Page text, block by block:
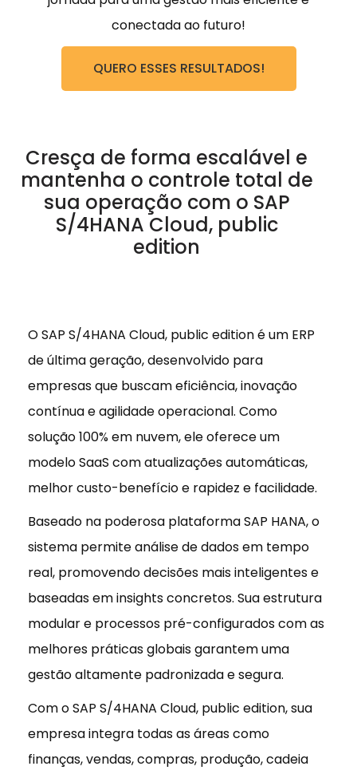
conectada ao futuro!
QUERO ESSES RESULTADOS!
Cresça de forma escalável e
mantenha o controle total de
sua operação com o SAP
S/4HANA Cloud, public
edition
O SAP S/4HANA Cloud, public edition é um ERP
de última geração, desenvolvido para
empresas que buscam eficiência, inovação
contínua e agilidade operacional. Como
solução 100% em nuvem, ele oferece um
modelo SaaS com atualizações automáticas,
melhor custo-benefício e rapidez e facilidade.
Baseado na poderosa plataforma SAP HANA, o
sistema permite análise de dados em tempo
real, promovendo decisões mais inteligentes e
baseadas em insights concretos. Sua estrutura
modular e processos pré-configurados com as
melhores práticas globais garantem uma
gestão altamente padronizada e segura.
Com o SAP S/4HANA Cloud, public edition, sua
empresa integra todas as áreas como
finanças, vendas, compras, produção, cadeia